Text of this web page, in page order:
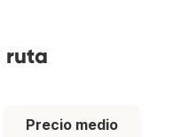
ruta
Precio medio